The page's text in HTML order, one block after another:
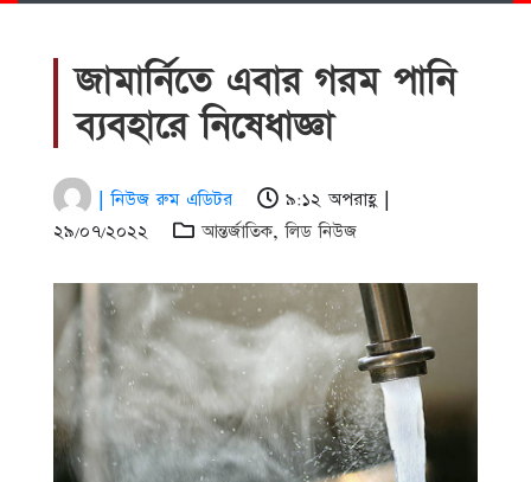
জামার্নিতে এবার গরম পানি
ব্যবহারে নিষেধাজ্ঞা
| নিউজ রুম এডিটর
৯:১২ অপরাহ্ণ |
২৯/০৭/২০২২
আন্তর্জাতিক,লিড নিউজ